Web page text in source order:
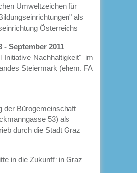
Umweltzeichen für
als
Österreichs
- September 2011
Initiative-Nachhaltigkeit" im
Steiermark (ehem. FA
der Bürogemeinschaft
53) als
durch die Stadt Graz
in die Zukunft“ in Graz